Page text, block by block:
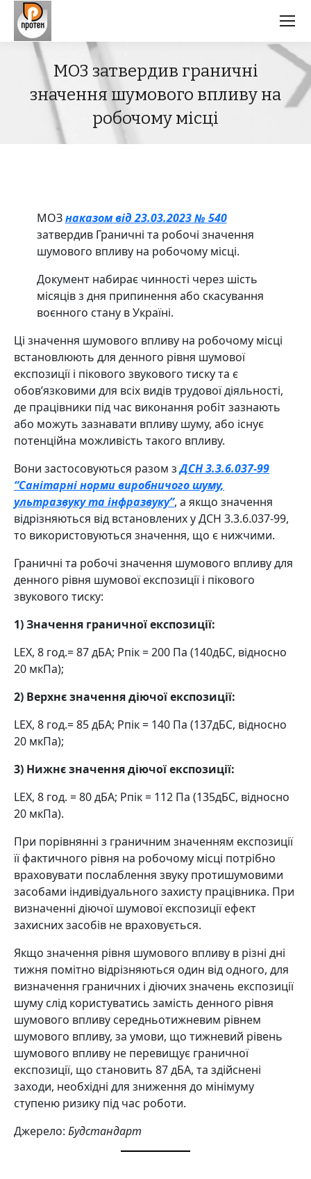
МОЗ затвердив граничні
значення шумового впливу на
робочому місці
МОЗнаказом від 23.03.2023 № 540
затвердив Граничні та робочі значення
шумового впливу на робочому місці.
Документ набирає чинності через шість
місяців з дня припинення або скасування
воєнного стану в Україні.
Ці значення шумового впливу на робочому місці
встановлюють для денного рівня шумової
експозиції і пікового звукового тиску та є
обов’язковими для всіх видів трудової діяльності,
де працівники під час виконання робіт зазнають
або можуть зазнавати впливу шуму, або існує
потенційна можливість такого впливу.
Вони застосовуються разом зДСН 3.3.6.037-99
“Санітарні норми виробничого шуму,
ультразвуку та інфразвуку”, а якщо значення
відрізняються від встановлених у ДСН 3.3.6.037-99,
то використовуються значення, що є нижчими.
Граничні та робочі значення шумового впливу для
денного рівня шумової експозиції і пікового
звукового тиску:
1) Значення граничної експозиції:
LEX, 8 год.= 87 дБА; Pпік = 200 Па (140дБС, відносно
20 мкПа);
2) Верхнє значення діючої експозиції:
LEX, 8 год.= 85 дБА; Pпік = 140 Па (137дБС, відносно
20 мкПа);
3) Нижнє значення діючої експозиції:
LEX, 8 год. = 80 дБА; Pпік = 112 Па (135дБС, відносно
20 мкПа).
При порівнянні з граничним значенням експозиції
її фактичного рівня на робочому місці потрібно
враховувати послаблення звуку протишумовими
засобами індивідуального захисту працівника. При
визначенні діючої шумової експозиції ефект
захисних засобів не враховується.
Якщо значення рівня шумового впливу в різні дні
тижня помітно відрізняються один від одного, для
визначення граничних і діючих значень експозиції
шуму слід користуватись замість денного рівня
шумового впливу середньотижневим рівнем
шумового впливу, за умови, що тижневий рівень
шумового впливу не перевищує граничної
експозиції, що становить 87 дБА, та здійснені
заходи, необхідні для зниження до мінімуму
ступеню ризику під час роботи.
Джерело: Будстандарт